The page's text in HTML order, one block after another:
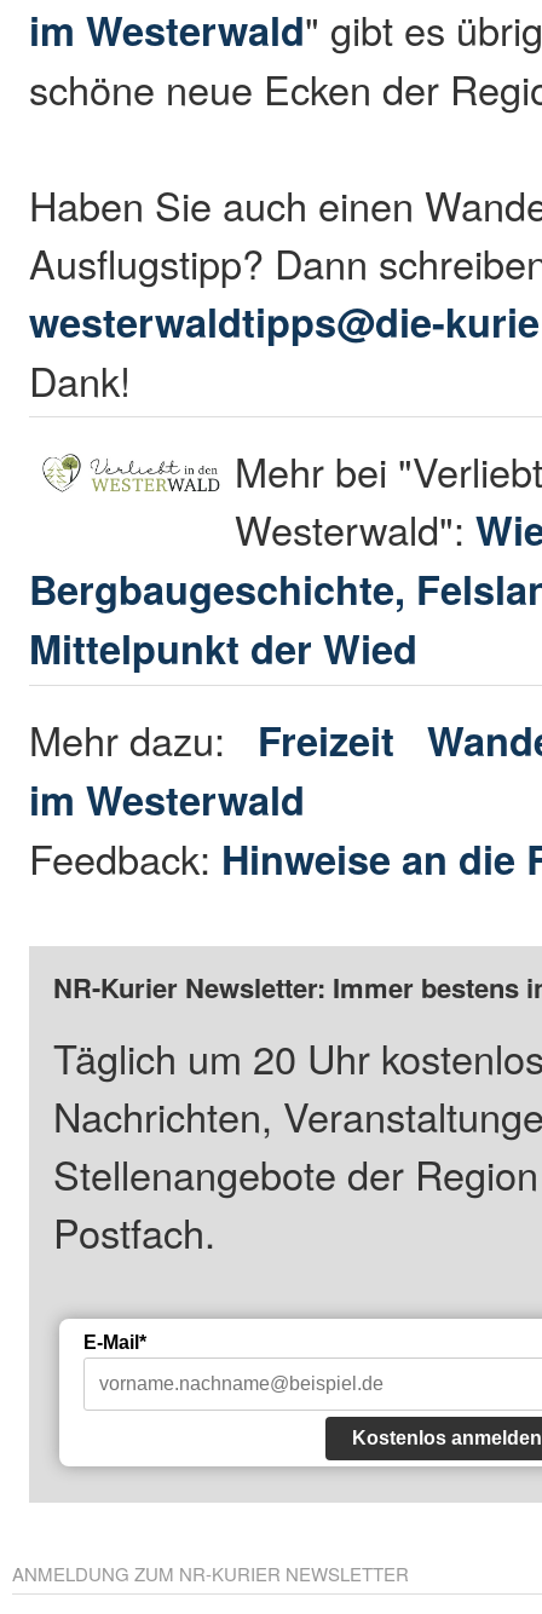
im Westerwald" gibt es
schöne neue Ecken der
Haben Sie auch einen
Ausflugstipp? Dann
westerwaldtipps@die-
Dank!
Mehr bei
Westerwald":
Bergbaugeschichte,
Mittelpunkt der Wied
Mehr dazu: Freizeit
im Westerwald
Feedback: Hinweise an die
NR-Kurier Newsletter: Immer bestens
Täglich um 20 Uhr
Nachrichten,
Stellenangebote der
Postfach.
E-Mail*
Kostenlos anmelden
ANMELDUNG ZUM NR-KURIER NEWSLETTER